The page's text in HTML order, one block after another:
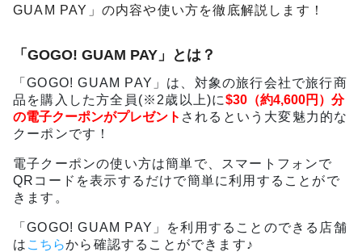
GUAM PAY」の内容や使い方を徹底解説します！
「GOGO! GUAM PAY」とは？
「GOGO! GUAM PAY」は、対象の旅行会社で旅行商
品を購入した方全員(※2歳以上)に$30（約4,600円）分
の電子クーポンがプレゼント されるという大変魅力的な
クーポンです！
電子クーポンの使い方は簡単で、スマートフォンで
QRコードを表示するだけで簡単に利用することがで
きます。
「GOGO! GUAM PAY」を利用することのできる店舗
は こちらから確認することができます♪